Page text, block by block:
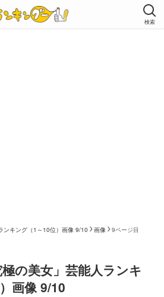
検索
ンキング（1～10位）画像 9/10
画像 9ページ目
の美女」芸能人ランキ
画像 9/10